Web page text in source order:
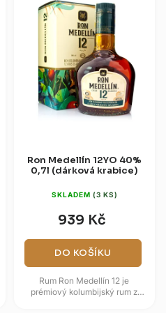
Ron Medellín 12YO 40%
0,7l (dárková krabice)
SKLADEM (3 KS)
939 Kč
DO KOŠÍKU
Rum Ron Medellín 12 je
prémiový kolumbijský rum z